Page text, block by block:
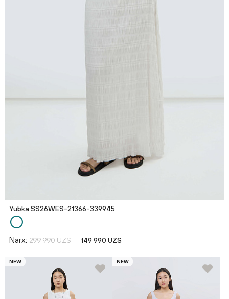
Yubka SS26WES-21366-339945
Narx: 299 990 UZS 149 990 UZS
NEW NEW